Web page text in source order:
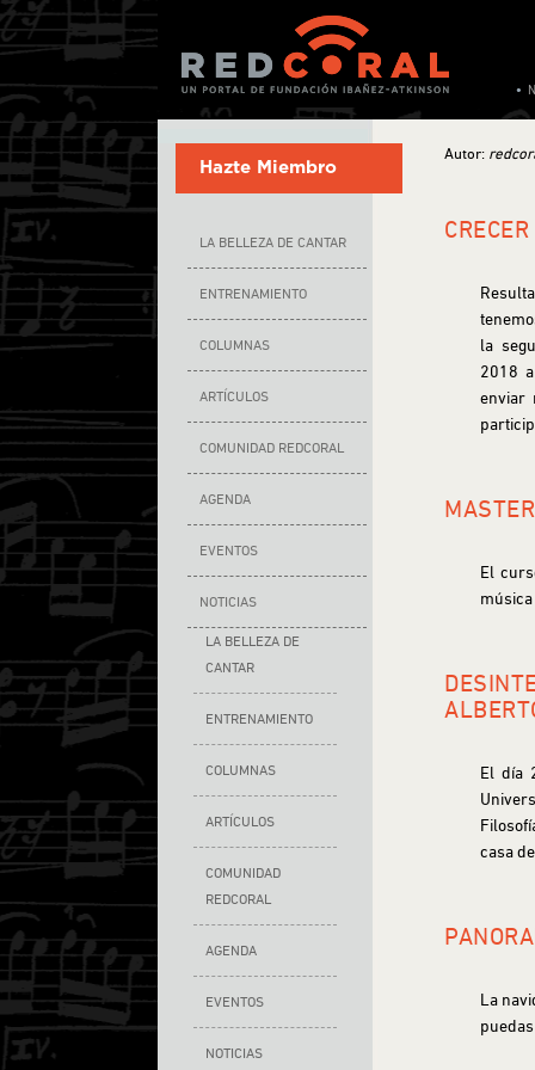
Hazte Miembro
LA BELLEZA DE CANTAR
ENTRENAMIENTO
COLUMNAS
ARTÍCULOS
COMUNIDAD REDCORAL
AGENDA
EVENTOS
NOTICIAS
LA BELLEZA DE
CANTAR
ENTRENAMIENTO
COLUMNAS
ARTÍCULOS
COMUNIDAD
REDCORAL
AGENDA
EVENTOS
NOTICIAS
Autor:
la
2018
enviar
El
El día
casa
La